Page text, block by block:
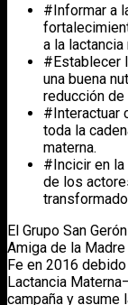
#Informar a
a la lactancia
#Establecer
una buena
reducción
#Interactuar
toda la
materna.
#Incicir en la
de los
El Grupo San
Amiga de la
Fe en 2016
Lactancia
campaña y asume